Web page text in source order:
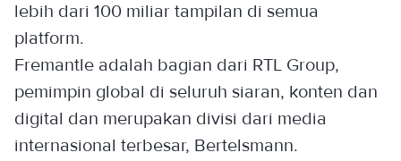
lebih dari 100 miliar tampilan di semua
platform.
Fremantle adalah bagian dari RTL Group,
pemimpin global di seluruh siaran, konten dan
digital dan merupakan divisi dari media
internasional terbesar, Bertelsmann.